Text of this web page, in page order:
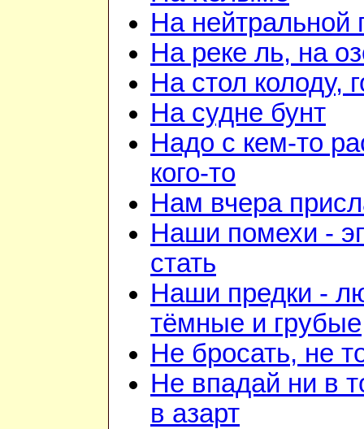
На нейтральной
На реке ль, на
На стол колоду,
На судне бунт
Надо с кем-то
кого-то
Нам вчера
Наши помехи -
стать
Наши предки -
тёмные и грубые
Не бросать, не
Не впадай ни в
в азарт